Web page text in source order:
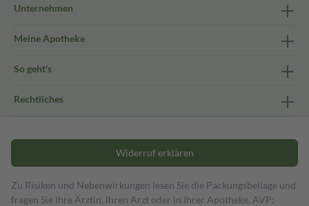
Unternehmen
Meine Apotheke
So geht's
Rechtliches
Widerruf erklären
Zu Risiken und Nebenwirkungen lesen Sie die Packungsbeilage und
fragen Sie Ihre Ärztin, Ihren Arzt oder in Ihrer Apotheke. AVP: